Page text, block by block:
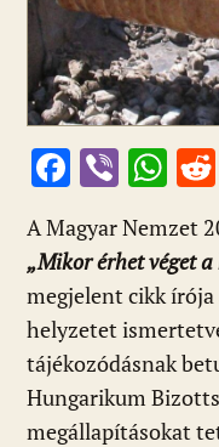
F
e
b
o
o
k
Vi
b
er
W
at
s
A
p
p
A Magyar Nemzet
„Mikor érhet véget
megjelent cikk
helyzetet
tájékozódásnak
Hungarikum
megállapításokat